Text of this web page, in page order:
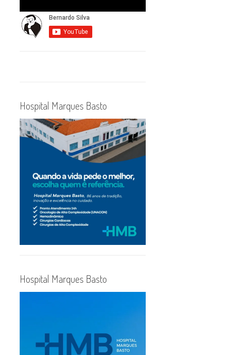
Hospital Marques Basto
Hospital Marques Basto